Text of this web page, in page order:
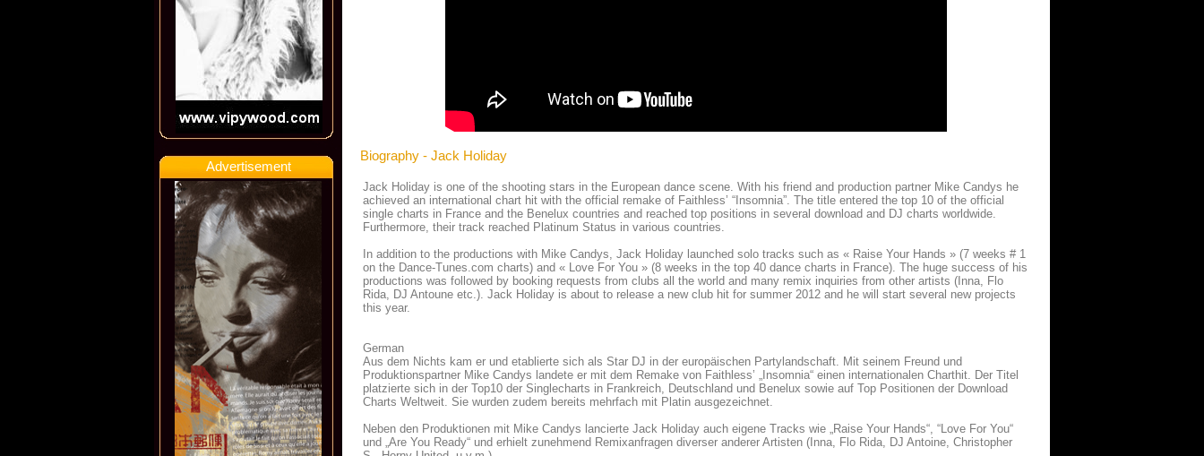
Advertisement
Biography - Jack Holiday
Jack Holiday is one of the shooting stars in the European dance scene. With his friend and production partner Mike Candys he
achieved an international chart hit with the official remake of Faithless’ “Insomnia”. The title entered the top 10 of the official
single charts in France and the Benelux countries and reached top positions in several download and DJ charts worldwide.
Furthermore, their track reached Platinum Status in various countries.
In addition to the productions with Mike Candys, Jack Holiday launched solo tracks such as « Raise Your Hands » (7 weeks # 1
on the Dance-Tunes.com charts) and « Love For You » (8 weeks in the top 40 dance charts in France). The huge success of his
productions was followed by booking requests from clubs all the world and many remix inquiries from other artists (Inna, Flo
Rida, DJ Antoune etc.). Jack Holiday is about to release a new club hit for summer 2012 and he will start several new projects
this year.
German
Aus dem Nichts kam er und etablierte sich als Star DJ in der europäischen Partylandschaft. Mit seinem Freund und
Produktionspartner Mike Candys landete er mit dem Remake von Faithless’ „Insomnia“ einen internationalen Charthit. Der Titel
platzierte sich in der Top10 der Singlecharts in Frankreich, Deutschland und Benelux sowie auf Top Positionen der Download
Charts Weltweit. Sie wurden zudem bereits mehrfach mit Platin ausgezeichnet.
Neben den Produktionen mit Mike Candys lancierte Jack Holiday auch eigene Tracks wie „Raise Your Hands“, “Love For You“
und „Are You Ready“ und erhielt zunehmend Remixanfragen diverser anderer Artisten (Inna, Flo Rida, DJ Antoine, Christopher